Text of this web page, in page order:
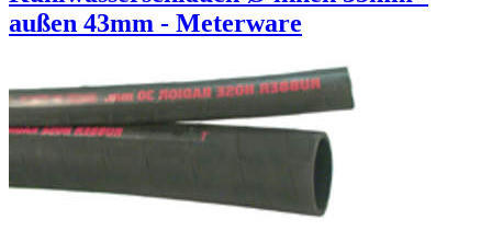
außen 43mm - Meterware